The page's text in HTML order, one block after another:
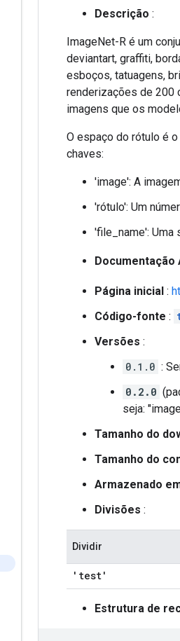
Descrição :
ImageNet-R é um
deviantart, graffiti,
esboços, tatuagens,
renderizações de 200
imagens que os
O espaço do rótulo é
chaves:
'image': A
'rótulo': Um
'file_name': Uma
Documentação
Página inicial :
Código-fonte :
Versões :
0.1.0 :
0.2.0
seja:
Tamanho do
Tamanho do
Armazenado
Divisões :
Dividir
'test'
Estrutura de